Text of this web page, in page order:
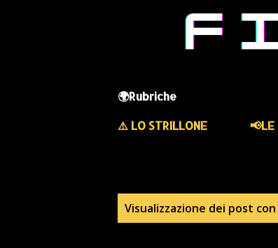
🌍Rubriche
⚠️ LO STRILLONE
📢LE
Visualizzazione dei post